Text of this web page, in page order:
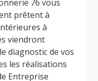
76 vous
prêtent à
à
viendront
diagnostic de vos
les réalisations
Entreprise